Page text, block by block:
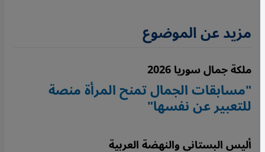
مزيد عن الموضوع
ملكة جمال سوريا 2026
"مسابقات الجمال تمنح المرأة منصة
للتعبير عن نفسها"
أليس البستاني والنهضة العربية